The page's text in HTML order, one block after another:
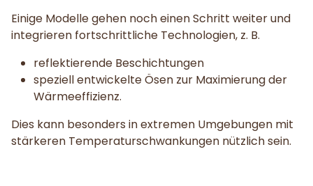
Einige Modelle gehen noch einen Schritt weiter und
integrieren fortschrittliche Technologien, z. B.
reflektierende Beschichtungen
speziell entwickelte Ösen zur Maximierung der
Wärmeeffizienz.
Dies kann besonders in extremen Umgebungen mit
stärkeren Temperaturschwankungen nützlich sein.